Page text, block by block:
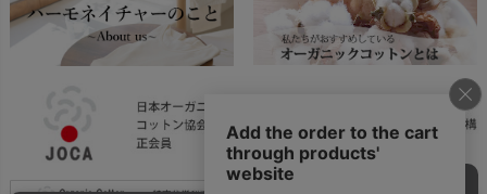
お問い合わせchevron_right